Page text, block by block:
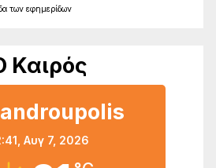
των εφημερίδων
Καιρός
Αυγ 7, 2026